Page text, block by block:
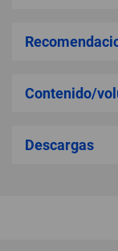
Contenido/
Descargas